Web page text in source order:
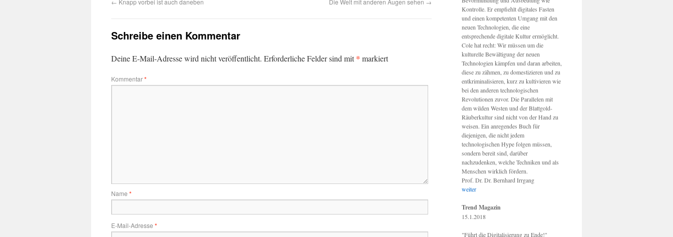
← Knapp vorbei ist auch daneben Die Welt mit anderen Augen sehen →
Schreibe einen Kommentar
Deine E-Mail-Adresse wird nicht veröffentlicht. Erforderliche Felder sind mit* markiert
Kommentar*
Name *
E-Mail-Adresse *
Kontrolle. Er empfiehlt digitales Fasten
und einen kompetenten Umgang mit den
neuen Technologien, die eine
entsprechende digitale Kultur ermöglicht.
Cole hat recht: Wir müssen um die
kulturelle Bewältigung der neuen
Technologien kämpfen und daran arbeiten,
diese zu zähmen, zu domestizieren und zu
entkriminalisieren, kurz zu kultivieren wie
bei den anderen technologischen
Revolutionen zuvor. Die Parallelen mit
dem wilden Westen und der Blattgold-
Räuberkultur sind nicht von der Hand zu
weisen. Ein anregendes Buch für
diejenigen, die nicht jedem
technologischen Hype folgen müssen,
sondern bereit sind, darüber
nachzudenken, welche Techniken und als
Menschen wirklich fördern.
Prof. Dr. Dr. Bernhard Irrgang
weiter
Trend Magazin
15.1.2018
"Führt die Digitalisierung zu Ende!"